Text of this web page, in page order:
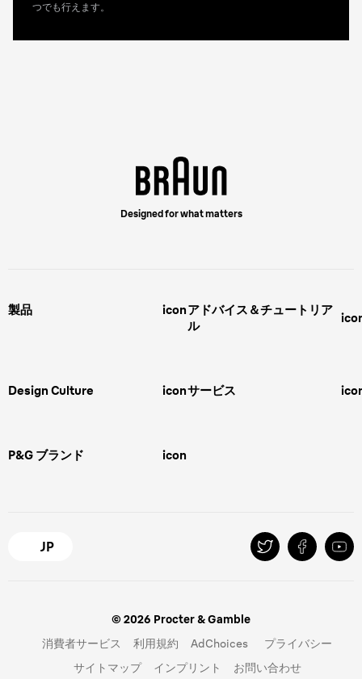
つでも行えます。
Designed for what matters
製品 icon
スキンケア
ipl脱毛
アドバイス＆チュートリア
ル
ボディグルーミング
Design Culture icon
Braun Brand & Products
サービス
P&G ブランド icon
マイレピ
JP
© 2026 Procter & Gamble
消費者サービス
利用規約 AdChoices
プライバシー
サイトマップ
インプリント お問い合わせ